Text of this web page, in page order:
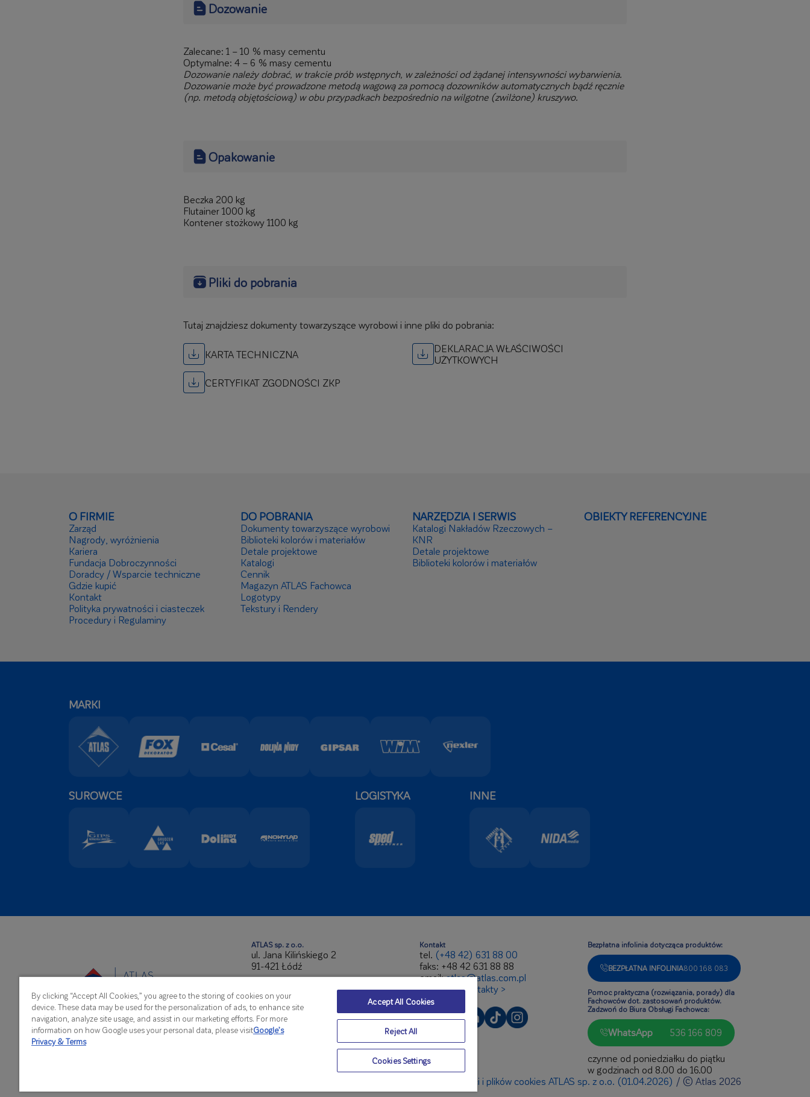
Dozowanie
Zalecane: 1 – 10 % masy cementu
Optymalne: 4 – 6 % masy cementu
Dozowanie należy dobrać, w trakcie prób wstępnych, w zależności od żądanej intensywności wybarwienia.
Dozowanie może być prowadzone metodą wagową za pomocą dozowników automatycznych bądź ręcznie
(np. metodą objętościową) w obu przypadkach bezpośrednio na wilgotne (zwilżone) kruszywo.
Opakowanie
Beczka 200 kg
Flutainer 1000 kg
Kontener stożkowy 1100 kg
Pliki do pobrania
Tutaj znajdziesz dokumenty towarzyszące wyrobowi i inne pliki do pobrania:
KARTA TECHNICZNA
DEKLARACJA WŁAŚCIWOŚCI
UŻYTKOWYCH
CERTYFIKAT ZGODNOŚCI ZKP
O FIRMIE
Zarząd
Nagrody, wyróżnienia
Kariera
Fundacja Dobroczynności
Doradcy / Wsparcie techniczne
Gdzie kupić
Kontakt
Polityka prywatności i ciasteczek
Procedury i Regulaminy
DO POBRANIA
Dokumenty towarzyszące wyrobowi
Biblioteki kolorów i materiałów
Detale projektowe
Katalogi
Cennik
Magazyn ATLAS Fachowca
Logotypy
Tekstury i Rendery
NARZĘDZIA I SERWIS
Katalogi Nakładów Rzeczowych –
KNR
Detale projektowe
Biblioteki kolorów i materiałów
OBIEKTY REFERENCYJNE
MARKI
SUROWCE LOGISTYKA INNE
ATLAS sp. z o.o.
ul. Jana Kilińskiego 2
91-421 Łódź
REGON 100253695
KRS 264887
Kontakt
tel. (+48 42) 631 88 00
faks: +48 42 631 88 88
email:atlas@atlas.com.pl
wszystkie kontakty >
Bezpłatna infolinia dotycząca produktów:
BEZPŁATNA INFOLINIA800 168 083
Pomoc praktyczna (rozwiązania, porady) dla
Fachowców dot. zastosowań produktów.
Zadzwoń do Biura Obsługi Fachowca:
WhatsApp 536 166 809
czynne od poniedziałku do piątku
w godzinach od 8.00 do 16.00
Polityka prywatności i plików cookies ATLAS sp. z o.o. (01.04.2026) / © Atlas 2026
By clicking “Accept All Cookies,” you agree to the storing of cookies on your
device. These data may be used for the personalization of ads, to enhance site
navigation, analyze site usage, and assist in our marketing efforts. For more
information on how Google uses your personal data, please visitGoogle’s
Privacy & Terms
Accept All Cookies
Reject All
Cookies Settings